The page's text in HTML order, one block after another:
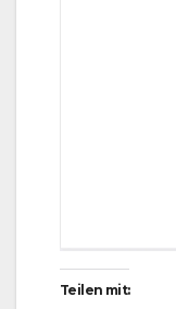
Teilen mit: